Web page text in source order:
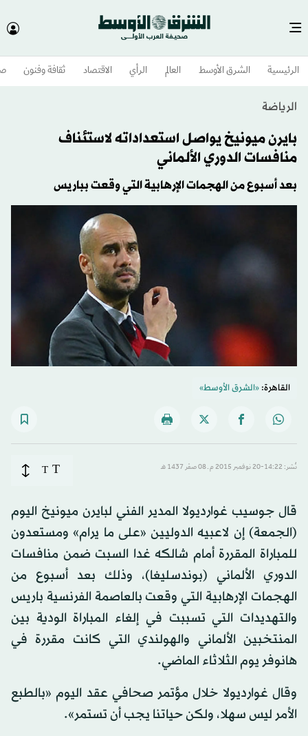
الرئيسية الشرق الأوسط​ العالم الرأي الاقتصاد ثقافة وفنون
الرياضة
بايرن ميونيخ يواصل استعداداته لاستئناف
منافسات الدوري الألماني
بعد أسبوع من الهجمات الإرهابية التي وقعت بباريس
القاهرة:«الشرق الأوسط»
نُشر: 14:22-20 نوفمبر 2015 م ـ 08 صفَر 1437 هـ T
T
قال جوسيب غوارديولا المدير الفني لبايرن ميونيخ اليوم
(الجمعة) إن لاعبيه الدوليين «على ما يرام» ومستعدون
للمباراة المقررة أمام شالكه غدا السبت ضمن منافسات
الدوري الألماني (بوندسليغا)، وذلك بعد أسبوع من
الهجمات الإرهابية التي وقعت بالعاصمة الفرنسية باريس
والتهديدات التي تسببت في إلغاء المباراة الودية بين
المنتخبين الألماني والهولندي التي كانت مقررة في
هانوفر يوم الثلاثاء الماضي.
وقال غوارديولا خلال مؤتمر صحافي عقد اليوم «بالطبع
الأمر ليس سهلا، ولكن حياتنا يجب أن تستمر».